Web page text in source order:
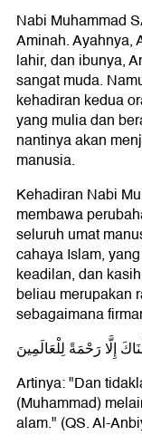
Nabi Muhammad
Aminah. Ayahnya,
lahir, dan ibunya,
sangat muda.
kehadiran kedua
yang mulia dan
nantinya akan
manusia.
Kehadiran Nabi
membawa
seluruh umat
cahaya Islam,
keadilan, dan
beliau merupakan
sebagaimana
إِلَّا رَحْمَةً لِلْعَالَمِينَ
Artinya: "Dan
(Muhammad)
alam." (QS. Al-